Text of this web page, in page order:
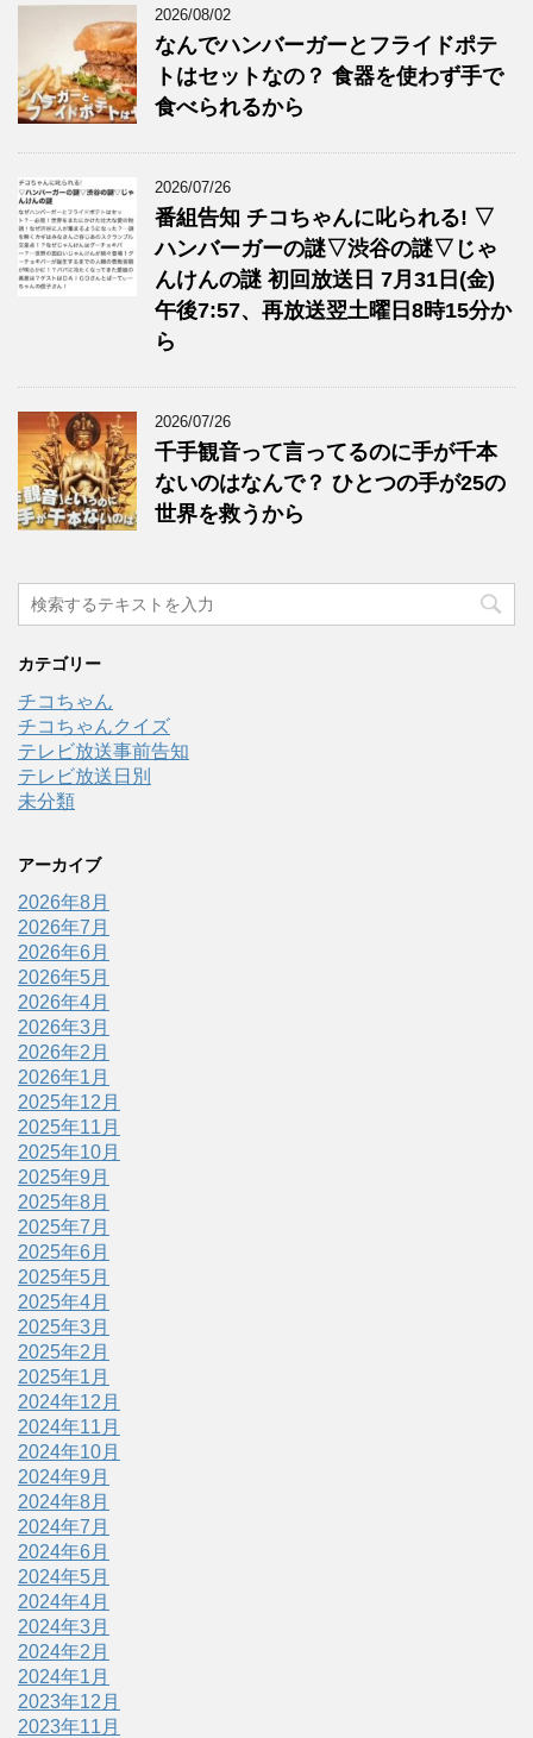
2026/08/02
なんでハンバーガーとフライドポテ
トはセットなの？ 食器を使わず手で
食べられるから
2026/07/26
番組告知 チコちゃんに叱られる! ▽
ハンバーガーの謎▽渋谷の謎▽じゃ
んけんの謎 初回放送日 7月31日(金)
午後7:57、再放送翌土曜日8時15分か
ら
2026/07/26
千手観音って言ってるのに手が千本
ないのはなんで？ ひとつの手が25の
世界を救うから
カテゴリー
チコちゃん
チコちゃんクイズ
テレビ放送事前告知
テレビ放送日別
未分類
アーカイブ
2026年8月
2026年7月
2026年6月
2026年5月
2026年4月
2026年3月
2026年2月
2026年1月
2025年12月
2025年11月
2025年10月
2025年9月
2025年8月
2025年7月
2025年6月
2025年5月
2025年4月
2025年3月
2025年2月
2025年1月
2024年12月
2024年11月
2024年10月
2024年9月
2024年8月
2024年7月
2024年6月
2024年5月
2024年4月
2024年3月
2024年2月
2024年1月
2023年12月
2023年11月